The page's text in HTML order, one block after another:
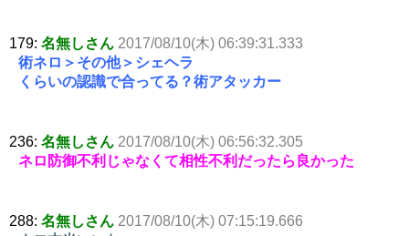
179: 名無しさん 2017/08/10(木) 06:39:31.333
術ネロ＞その他＞シェヘラ
くらいの認識で合ってる？術アタッカー
236: 名無しさん 2017/08/10(木) 06:56:32.305
ネロ防御不利じゃなくて相性不利だったら良かった
288: 名無しさん 2017/08/10(木) 07:15:19.666